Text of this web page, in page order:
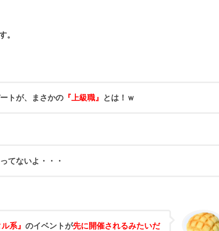
。
トが、まさかの 『上級職』 とは！ｗ
てないよ・・・
ル系』のイベントが先に開催されるみたいだ